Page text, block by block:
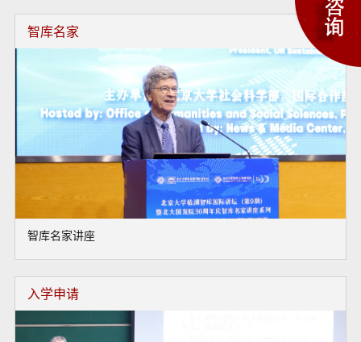
智库名家
智库名家讲座
入学申请